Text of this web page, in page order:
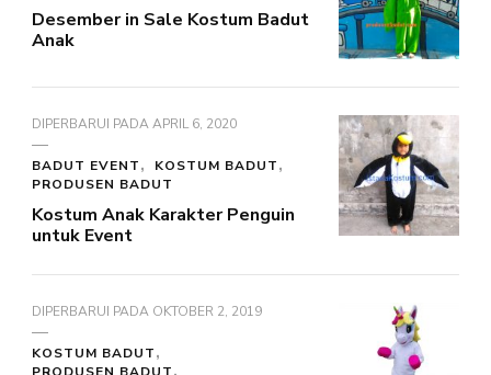
Desember in Sale Kostum Badut
Anak
DIPERBARUI PADAAPRIL 6, 2020
BADUT EVENT
KOSTUM BADUT
PRODUSEN BADUT
Kostum Anak Karakter Penguin
untuk Event
DIPERBARUI PADA OKTOBER 2, 2019
KOSTUM BADUT